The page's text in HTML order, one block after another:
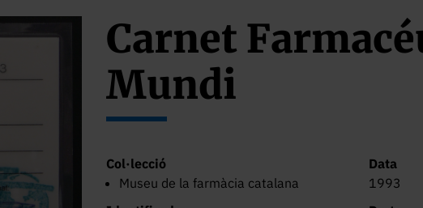
Carnet
Mundi
Col·lecció
Museu de la farmàcia catalana
Data
1993